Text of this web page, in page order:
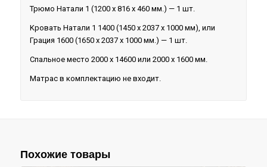
Трюмо Натали 1 (1200 x 816 x 460 мм.) — 1 шт.
Kpoвaть Натали 1 1400 (1450 x 2037 x 1000 мм), или
Грация 1600 (1650 x 2037 x 1000 мм.) — 1 шт.
Спальное место 2000 х 14600 или 2000 х 1600 мм.
Матрас в комплектацию не входит.
Похожие товары